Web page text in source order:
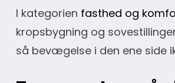
I kategorien fasthed og
kropsbygning og
så bevægelse i den ene side